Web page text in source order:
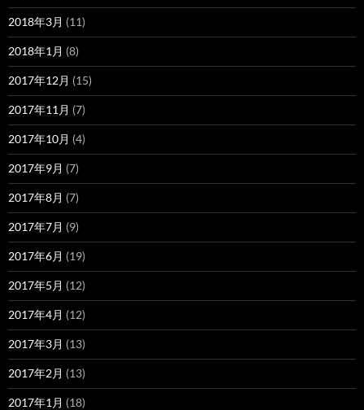
2018年3月 (11)
2018年1月 (8)
2017年12月 (15)
2017年11月 (7)
2017年10月 (4)
2017年9月 (7)
2017年8月 (7)
2017年7月 (9)
2017年6月 (19)
2017年5月 (12)
2017年4月 (12)
2017年3月 (13)
2017年2月 (13)
2017年1月 (18)